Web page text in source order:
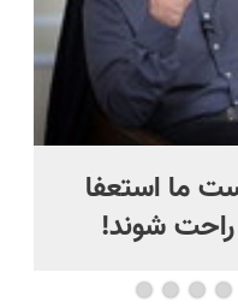
ما استعفا
شوند!